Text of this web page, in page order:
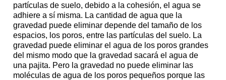
partículas de suelo, debido a la cohesión, el agua se
adhiere a sí misma. La cantidad de agua que la
gravedad puede eliminar depende del tamaño de los
espacios, los poros, entre las partículas del suelo. La
gravedad puede eliminar el agua de los poros grandes
del mismo modo que la gravedad sacará el agua de
una pajita. Pero la gravedad no puede eliminar las
moléculas de agua de los poros pequeños porque las